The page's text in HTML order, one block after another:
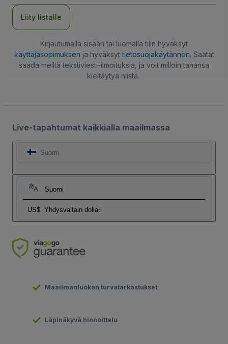
Liity listalle
Kirjautumalla sisään tai luomalla tilin hyväksyt
käyttäjäsopimuksen ja hyväksyttietosuojakäytännön. Saatat
saada meiltä tekstiviesti-ilmoituksia, ja voit milloin tahansa
kieltäytyä niistä.
Live-tapahtumat kaikkialla maailmassa
Suomi
Suomi
US$ Yhdysvaltain dollari
Maailmanluokan turvatarkastukset
Läpinäkyvä hinnoittelu